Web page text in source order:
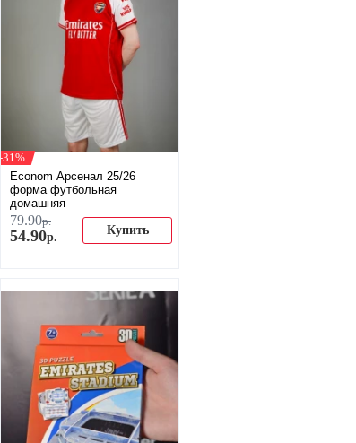
-31%
Econom Арсенал 25/26
форма футбольная
домашняя
79.90р.
54.90р. Купить